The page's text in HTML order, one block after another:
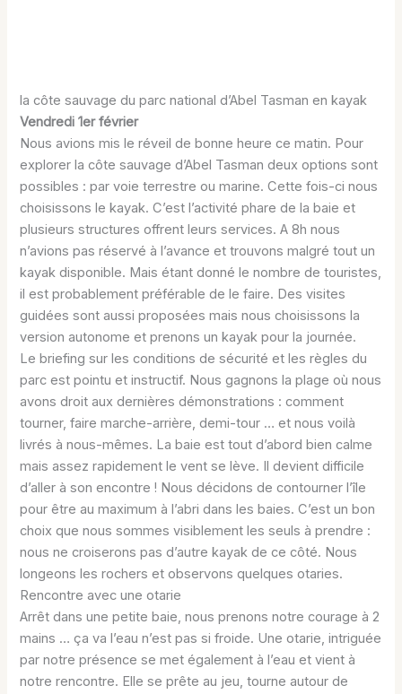
la côte sauvage du parc national d’Abel Tasman en kayak
Vendredi 1er février
Nous avions mis le réveil de bonne heure ce matin. Pour
explorer la côte sauvage d’Abel Tasman deux options sont
possibles : par voie terrestre ou marine. Cette fois-ci nous
choisissons le kayak. C’est l’activité phare de la baie et
plusieurs structures offrent leurs services. A 8h nous
n’avions pas réservé à l’avance et trouvons malgré tout un
kayak disponible. Mais étant donné le nombre de touristes,
il est probablement préférable de le faire. Des visites
guidées sont aussi proposées mais nous choisissons la
version autonome et prenons un kayak pour la journée.
Le briefing sur les conditions de sécurité et les règles du
parc est pointu et instructif. Nous gagnons la plage où nous
avons droit aux dernières démonstrations : comment
tourner, faire marche-arrière, demi-tour … et nous voilà
livrés à nous-mêmes. La baie est tout d’abord bien calme
mais assez rapidement le vent se lève. Il devient difficile
d’aller à son encontre ! Nous décidons de contourner l’île
pour être au maximum à l’abri dans les baies. C’est un bon
choix que nous sommes visiblement les seuls à prendre :
nous ne croiserons pas d’autre kayak de ce côté. Nous
longeons les rochers et observons quelques otaries.
Rencontre avec une otarie
Arrêt dans une petite baie, nous prenons notre courage à 2
mains … ça va l’eau n’est pas si froide. Une otarie, intriguée
par notre présence se met également à l’eau et vient à
notre rencontre. Elle se prête au jeu, tourne autour de